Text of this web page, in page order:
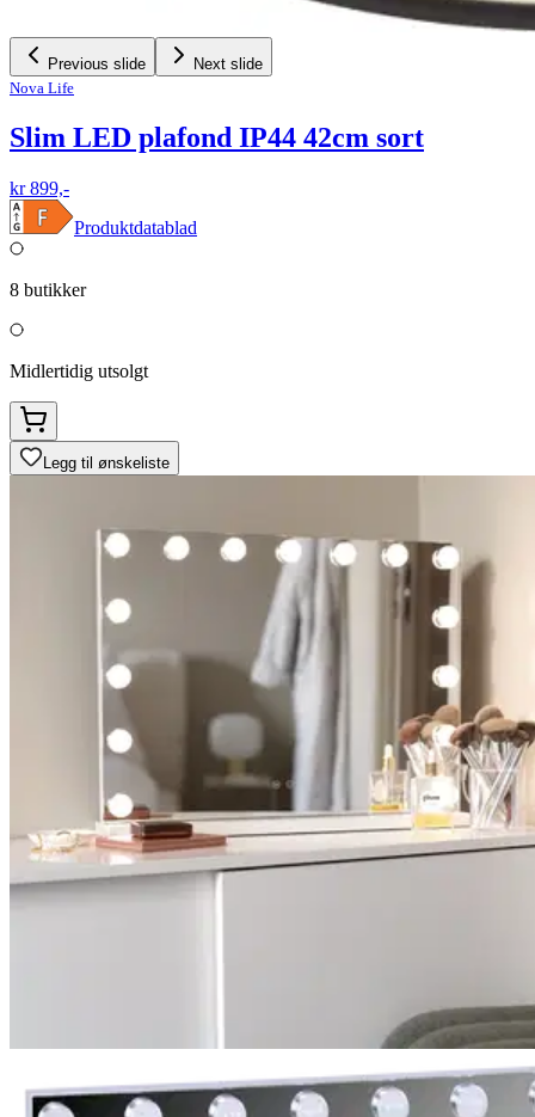
Previous slide
Next slide
Nova Life
Slim LED plafond IP44 42cm sort
kr 899,-
Produktdatablad
8 butikker
Midlertidig utsolgt
Legg til ønskeliste